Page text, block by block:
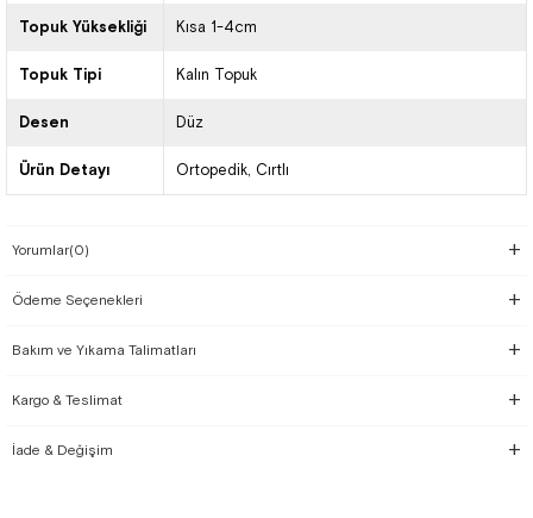
Topuk Yüksekliği Kısa 1-4cm
Topuk Tipi Kalın Topuk
Desen Düz
Ürün Detayı Ortopedik Cırtlı
Yorumlar(0)
Ödeme Seçenekleri
Bakım ve Yıkama Talimatları
Kargo & Teslimat
İade & Değişim